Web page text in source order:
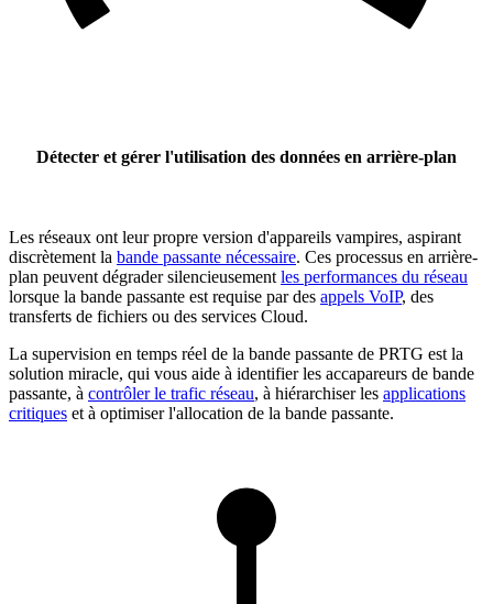
Détecter et gérer l'utilisation des données en arrière-plan
Les réseaux ont leur propre version d'appareils vampires, aspirant
discrètement la bande passante nécessaire. Ces processus en arrière-
plan peuvent dégrader silencieusement les performances du réseau
lorsque la bande passante est requise par des appels VoIP, des
transferts de fichiers ou des services Cloud.
La supervision en temps réel de la bande passante de PRTG est la
solution miracle, qui vous aide à identifier les accapareurs de bande
passante, à contrôler le trafic réseau, à hiérarchiser les applications
critiques et à optimiser l'allocation de la bande passante.